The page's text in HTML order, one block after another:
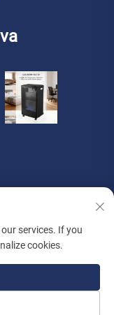
Appliance Co., Ltd.
services. If you
cookies.